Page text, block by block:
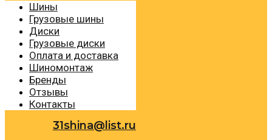
Шины
Грузовые шины
Диски
Грузовые диски
Оплата и доставка
Шиномонтаж
Бренды
Отзывы
Контакты
31shina@list.ru